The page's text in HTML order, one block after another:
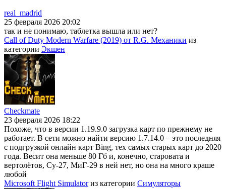
real_madrid
25 февраля 2026 20:02
так и не понимаю, таблетка вышла или нет?
Call of Duty Modern Warfare (2019) от R.G. Механики из
категории Экшен
Checkmate
23 февраля 2026 18:22
Похоже, что в версии 1.19.9.0 загрузка карт по прежнему не
работает. В сети можно найти версию 1.7.14.0 – это последняя
с подгрузкой онлайн карт Bing, тех самых старых карт до 2020
года. Весит она меньше 80 Гб и, конечно, старовата и
вертолётов, Су-27, МиГ-29 в ней нет, но она на много краше
любой
Microsoft Flight Simulatorиз категории Симуляторы